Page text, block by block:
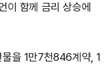
이 함께 금리 상승에
을 1만7천846계약, 1